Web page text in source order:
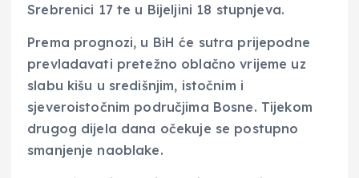
Srebrenici 17 te u Bijeljini 18 stupnjeva.
Prema prognozi, u BiH će sutra prijepodne
prevladavati pretežno oblačno vrijeme uz
slabu kišu u središnjim, istočnim i
sjeveroistočnim područjima Bosne. Tijekom
drugog dijela dana očekuje se postupno
smanjenje naoblake.